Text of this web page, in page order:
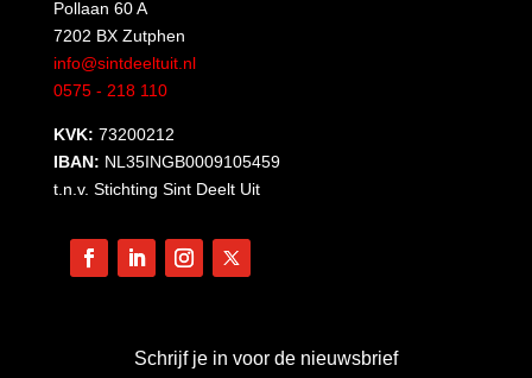
Pollaan 60 A
7202 BX Zutphen
info@sintdeeltuit.nl
0575 - 218 110
KVK: 73200212
IBAN: NL35INGB0009105459
t.n.v. Stichting Sint Deelt Uit
Schrijf je in voor de nieuwsbrief